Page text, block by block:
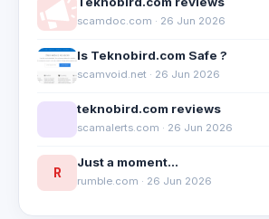
scamdoc.com · 26 Jun 2026
Is Teknobird.com Safe ?
scamvoid.net · 26 Jun 2026
teknobird.com reviews
scamalerts.com · 26 Jun 2026
R
Just a moment...
rumble.com · 26 Jun 2026